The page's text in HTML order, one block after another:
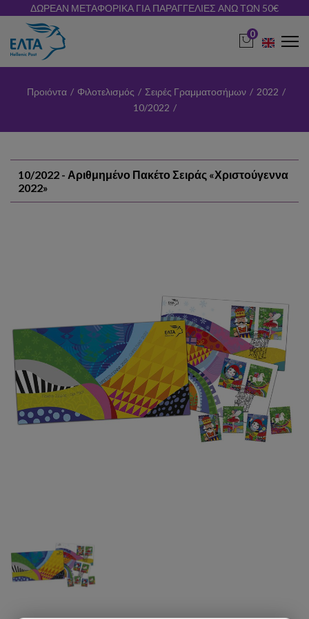
ΔΩΡΕΑΝ ΜΕΤΑΦΟΡΙΚΑ ΓΙΑ ΠΑΡΑΓΓΕΛΙΕΣ ΑΝΩ ΤΩΝ 50€
0
Προιόντα / Φιλοτελισμός / Σειρές Γραμματοσήμων / 2022 /
10/2022 /
10/2022 - Αριθμημένο Πακέτο Σειράς «Χριστούγεννα
2022»